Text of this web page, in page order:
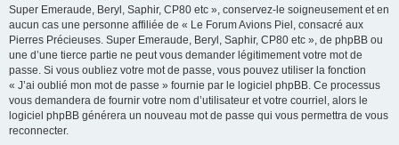
Super Emeraude, Beryl, Saphir, CP80 etc », conservez-le soigneusement et en
aucun cas une personne affiliée de « Le Forum Avions Piel, consacré aux
Pierres Précieuses. Super Emeraude, Beryl, Saphir, CP80 etc », de phpBB ou
une d’une tierce partie ne peut vous demander légitimement votre mot de
passe. Si vous oubliez votre mot de passe, vous pouvez utiliser la fonction
« J’ai oublié mon mot de passe » fournie par le logiciel phpBB. Ce processus
vous demandera de fournir votre nom d’utilisateur et votre courriel, alors le
logiciel phpBB générera un nouveau mot de passe qui vous permettra de vous
reconnecter.